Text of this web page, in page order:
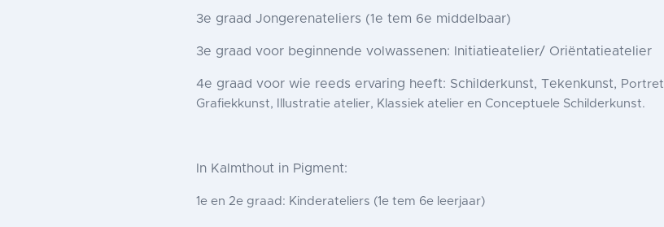
3e graad Jongerenateliers (1e tem 6e middelbaar)
3e graad voor beginnende volwassenen: Initiatieatelier/ Oriëntatieatelier
4e graad voor wie reeds ervaring heeft: Schilderkunst, Tekenkunst, Portret
Grafiekkunst, Illustratie atelier, Klassiek atelier en Conceptuele Schilderkunst.
In Kalmthout in Pigment:
1e en 2e graad: Kinderateliers (1e tem 6e leerjaar)